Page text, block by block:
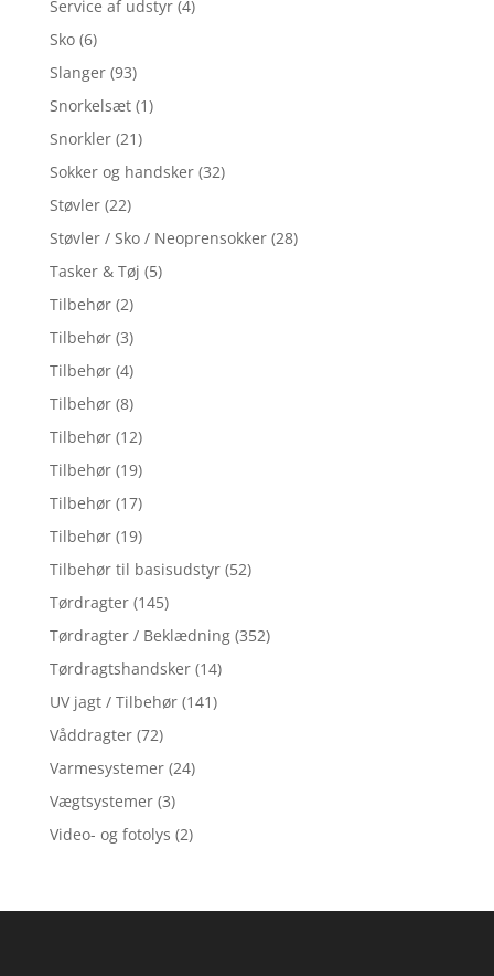
Service af udstyr (4)
Sko (6)
Slanger (93)
Snorkelsæt (1)
Snorkler (21)
Sokker og handsker (32)
Støvler (22)
Støvler / Sko / Neoprensokker (28)
Tasker & Tøj (5)
Tilbehør (2)
Tilbehør (3)
Tilbehør (4)
Tilbehør (8)
Tilbehør (12)
Tilbehør (19)
Tilbehør (17)
Tilbehør (19)
Tilbehør til basisudstyr (52)
Tørdragter (145)
Tørdragter / Beklædning (352)
Tørdragtshandsker (14)
UV jagt / Tilbehør (141)
Våddragter (72)
Varmesystemer (24)
Vægtsystemer (3)
Video- og fotolys (2)